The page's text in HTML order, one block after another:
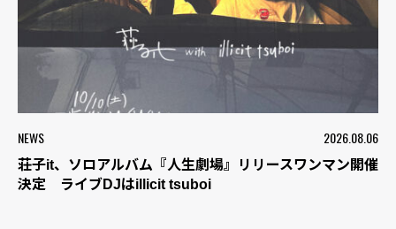
NEWS 2026.08.06
荘子it、ソロアルバム『人生劇場』リリースワンマン開催
決定 ライブDJはillicit tsuboi